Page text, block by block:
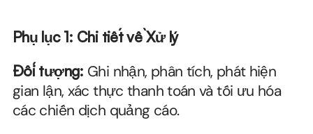
Phụ lục 1: Chi tiết về Xử lý
Đối tượng: Ghi nhận, phân tích, phát hiện
gian lận, xác thực thanh toán và tối ưu hóa
các chiến dịch quảng cáo.